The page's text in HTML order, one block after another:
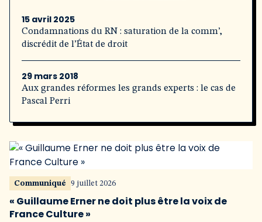
15 avril 2025
Condamnations du RN : saturation de la comm’,
discrédit de l’État de droit
29 mars 2018
Aux grandes réformes les grands experts : le cas de
Pascal Perri
Communiqué 9 juillet 2026
« Guillaume Erner ne doit plus être la voix de
France Culture »